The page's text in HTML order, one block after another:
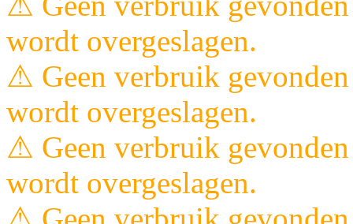
wordt overgeslagen.
⚠ Geen verbruik
wordt overgeslagen.
⚠ Geen verbruik
wordt overgeslagen.